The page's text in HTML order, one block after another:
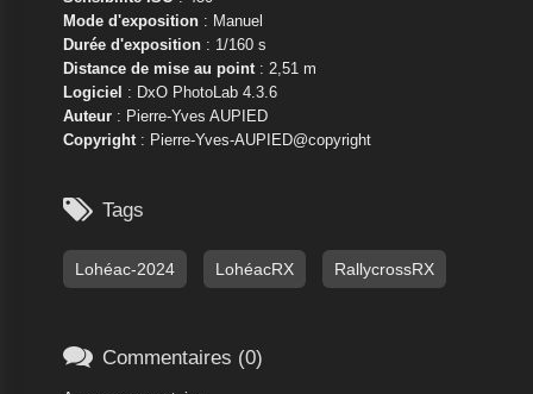
Mode d'exposition: Manuel
Durée d'exposition: 1/160 s
Distance de mise au point: 2,51 m
Logiciel : DxO PhotoLab 4.3.6
Auteur: Pierre-Yves AUPIED
Copyright: Pierre-Yves-AUPIED@copyright
 Tags
Lohéac-2024 LohéacRX RallycrossRX
 Commentaires (0)